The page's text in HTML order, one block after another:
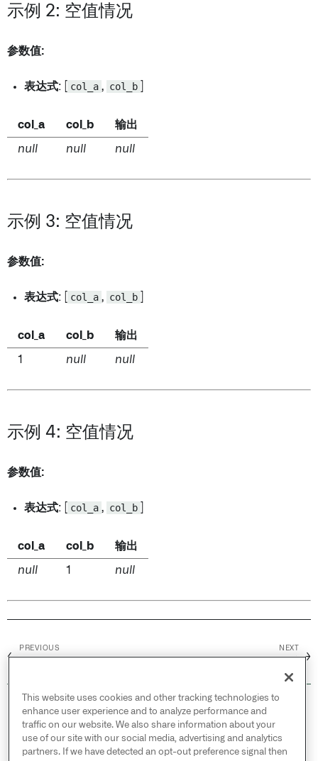
示例 2: 空值情况
参数值:
表达式: [ col_a , col_b
col_a col_b 输出
null null null
示例 3: 空值情况
参数值:
表达式: [ col_a , col_b
col_a col_b 输出
1 null null
示例 4: 空值情况
参数值:
表达式: [ col_a , col_b
col_a col_b 输出
null 1 null
←
PREVIOUS NEXT
→
© 2026 Palantir Technologies Inc. All rights
reserved.
Cookies Statement ↗
This website uses cookies and other tracking technologies to
enhance user experience and to analyze performance and
traffic on our website. We also share information about your
use of our site with our social media, advertising and analytics
partners. If we have detected an opt-out preference signal then